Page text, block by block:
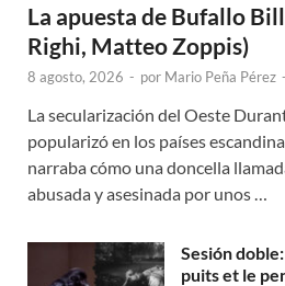
La apuesta de Bufallo
Righi, Matteo Zoppis)
8 agosto, 2026 - por Mario Peña Pérez -
La secularización del Oeste
popularizó en los países
narraba cómo una doncella
abusada y asesinada por unos …
Sesión
puits et le